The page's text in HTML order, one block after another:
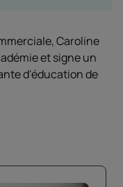
Caroline
et signe un
d'éducation de